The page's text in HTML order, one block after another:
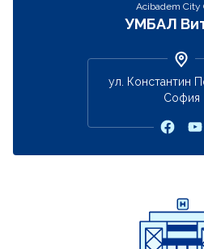
Acibadem City
УМБАЛ
ул. Константин
София